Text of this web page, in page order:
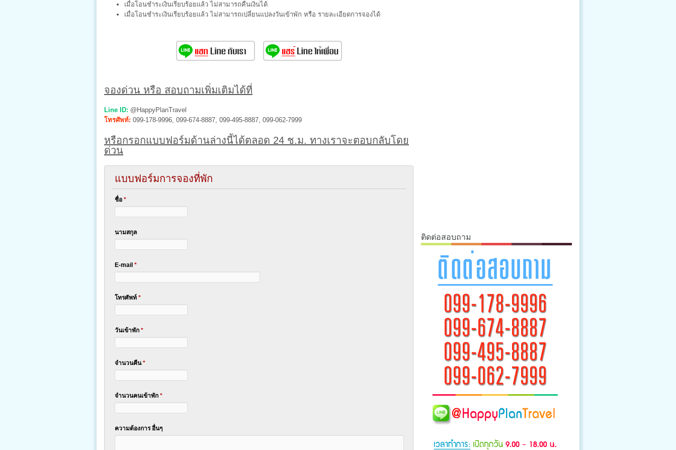
เมื่อโอนชำระเงินเรียบร้อยแล้ว ไม่สามารถคืนเงินได้
เมื่อโอนชำระเงินเรียบร้อยแล้ว ไม่สามารถเปลี่ยนแปลงวันเข้าพัก หรือ รายละเอียดการจองได้
จองด่วน หรือ สอบถามเพิ่มเติมได้ที่
Line ID: @HappyPlanTravel
โทรศัพท์: 099-178-9996, 099-674-8887, 099-495-8887, 099-062-7999
หรือกรอกแบบฟอร์มด้านล่างนี้ได้ตลอด 24 ช.ม. ทางเราจะตอบกลับโดย
ด่วน
แบบฟอร์มการจองที่พัก
ชื่อ *
นามสกุล
E-mail *
โทรศัพท์ *
วันเข้าพัก *
จำนวนคืน*
จำนวนคนเข้าพัก *
ความต้องการ อื่นๆ
ติดต่อสอบถาม